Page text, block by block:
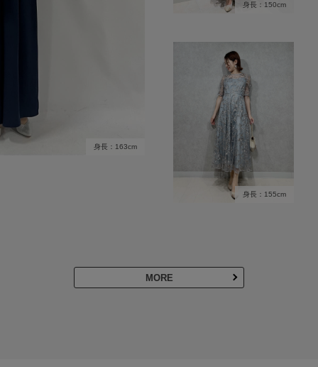
身長：163cm
身長：150cm
身長：155cm
MORE